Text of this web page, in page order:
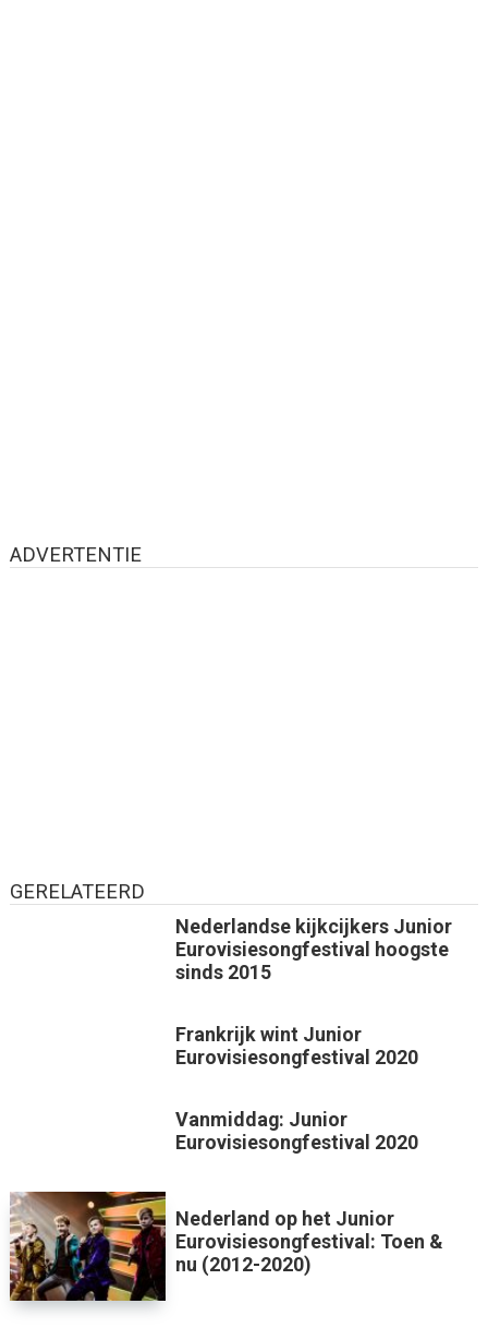
ADVERTENTIE
GERELATEERD
Nederlandse kijkcijkers Junior
Eurovisiesongfestival hoogste
sinds 2015
Frankrijk wint Junior
Eurovisiesongfestival 2020
Vanmiddag: Junior
Eurovisiesongfestival 2020
Nederland op het Junior
Eurovisiesongfestival: Toen &
nu (2012-2020)